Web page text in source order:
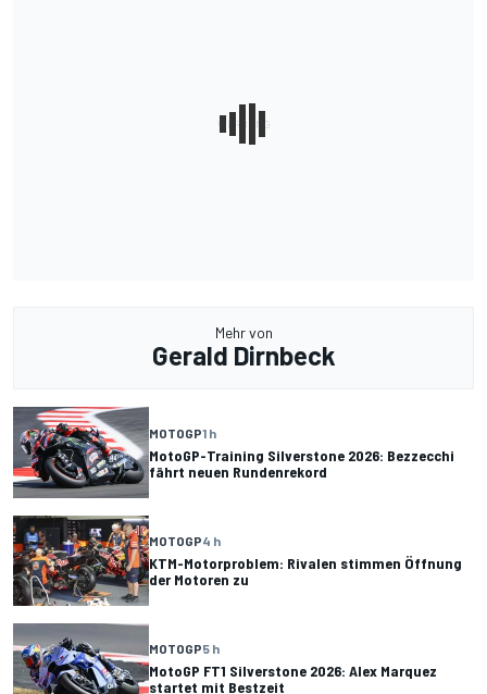
Mehr von
Gerald Dirnbeck
MOTOGP1 h
MotoGP-Training Silverstone 2026: Bezzecchi
fährt neuen Rundenrekord
MOTOGP4 h
KTM-Motorproblem: Rivalen stimmen Öffnung
der Motoren zu
MOTOGP5 h
MotoGP FT1 Silverstone 2026: Alex Marquez
startet mit Bestzeit